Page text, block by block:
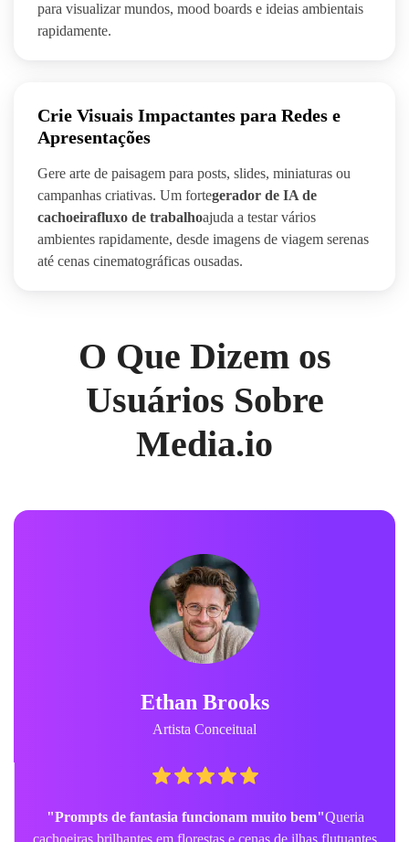
para visualizar mundos, mood boards e ideias ambientais
rapidamente.
Crie Visuais Impactantes para Redes e
Apresentações
Gere arte de paisagem para posts, slides, miniaturas ou
campanhas criativas. Um fortegerador de IA de
cachoeirafluxo de trabalhoajuda a testar vários
ambientes rapidamente, desde imagens de viagem serenas
até cenas cinematográficas ousadas.
O Que Dizem os
Usuários Sobre
Media.io
Ethan Brooks
Artista Conceitual
"Prompts de fantasia funcionam muito bem"Queria